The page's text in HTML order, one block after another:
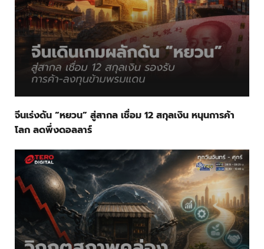
จีนเร่งดัน “หยวน” สู่สากล เชื่อม 12 สกุลเงิน หนุนการค้า
โลก ลดพึ่งดอลลาร์